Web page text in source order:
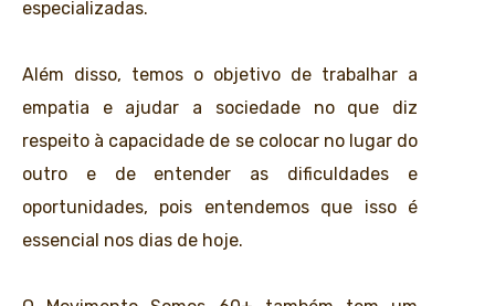
especializadas.
Além disso, temos o objetivo de trabalhar a
empatia e ajudar a sociedade no que diz
respeito à capacidade de se colocar no lugar do
outro e de entender as dificuldades e
oportunidades, pois entendemos que isso é
essencial nos dias de hoje.